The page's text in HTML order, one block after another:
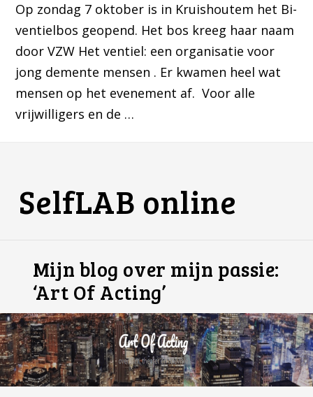
Op zondag 7 oktober is in Kruishoutem het Bi-
ventielbos geopend. Het bos kreeg haar naam
door VZW Het ventiel: een organisatie voor
jong demente mensen . Er kwamen heel wat
mensen op het evenement af. Voor alle
vrijwilligers en de …
SelfLAB online
Mijn blog over mijn passie:
‘Art Of Acting’